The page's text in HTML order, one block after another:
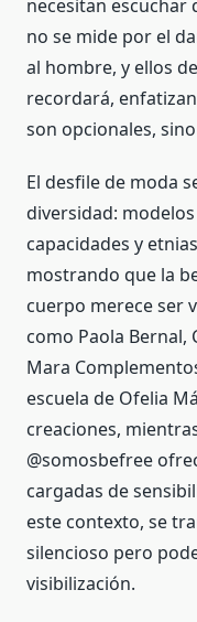
necesitan escuchar
no se mide por el
al hombre, y ellos
recordará,
son opcionales,
El desfile de moda
diversidad:
capacidades y
mostrando que la
cuerpo merece ser
como Paola Bernal,
Mara
escuela de Ofelia
creaciones,
@somosbefree
cargadas de
este contexto, se
silencioso pero
visibilización.